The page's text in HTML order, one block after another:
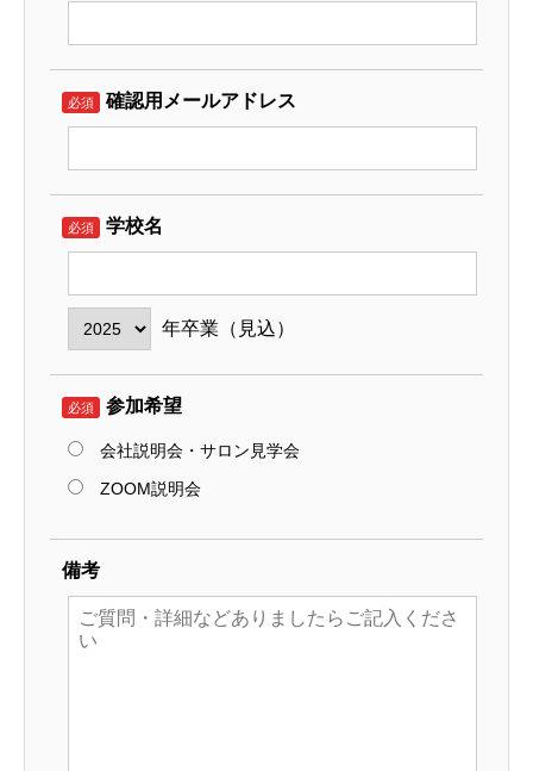
必須 確認用メールアドレス
必須 学校名
年卒業（見込）
必須 参加希望
会社説明会・サロン見学会
ZOOM説明会
備考